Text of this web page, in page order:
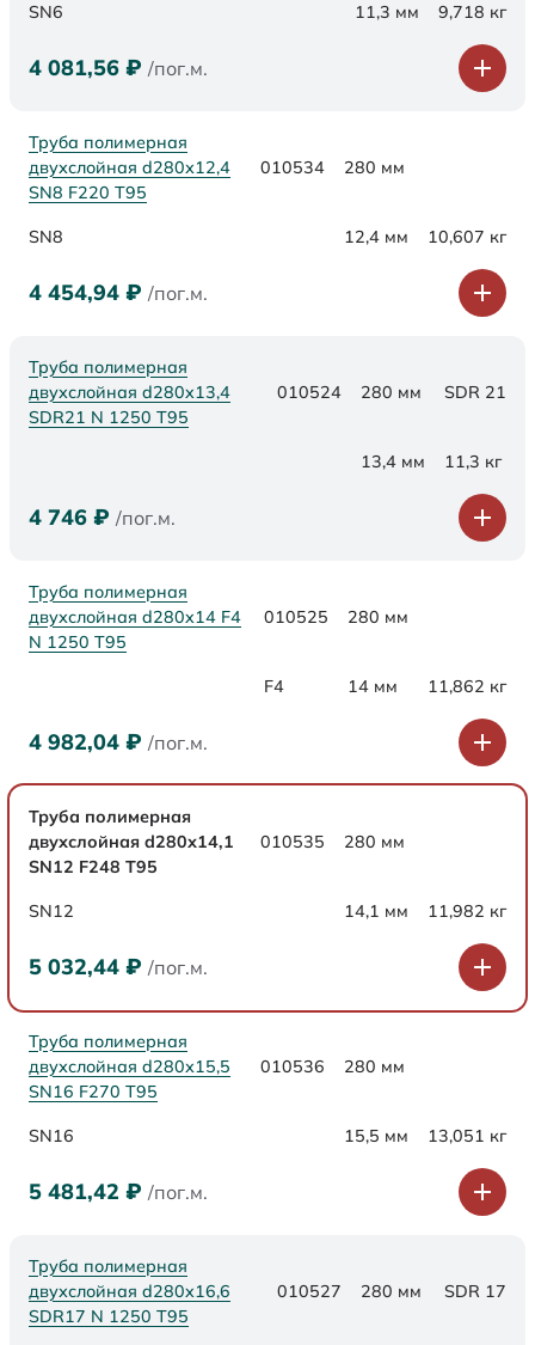
SN6 11,3 мм 9,718 кг
4 081,56 ₽ /пог.м.
Труба полимерная
двухслойная d280х12,4
SN8 F220 Т95
010534 280 мм
SN8 12,4 мм 10,607 кг
4 454,94 ₽ /пог.м.
Труба полимерная
двухслойная d280x13,4
SDR21 N 1250 Т95
010524 280 мм SDR 21
13,4 мм 11,3 кг
4 746 ₽ /пог.м.
Труба полимерная
двухслойная d280x14 F4
N 1250 Т95
010525 280 мм
F4 14 мм 11,862 кг
4 982,04 ₽ /пог.м.
Труба полимерная
двухслойная d280х14,1
SN12 F248 Т95
010535 280 мм
SN12 14,1 мм 11,982 кг
5 032,44 ₽ /пог.м.
Труба полимерная
двухслойная d280х15,5
SN16 F270 Т95
010536 280 мм
SN16 15,5 мм 13,051 кг
5 481,42 ₽ /пог.м.
Труба полимерная
двухслойная d280x16,6
SDR17 N 1250 Т95
010527 280 мм SDR 17